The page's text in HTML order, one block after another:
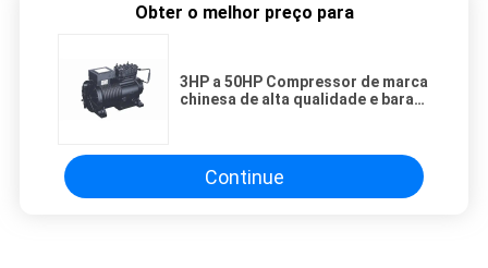
Obter o melhor preço para
3HP a 50HP Compressor de marca
chinesa de alta qualidade e barato
Continue